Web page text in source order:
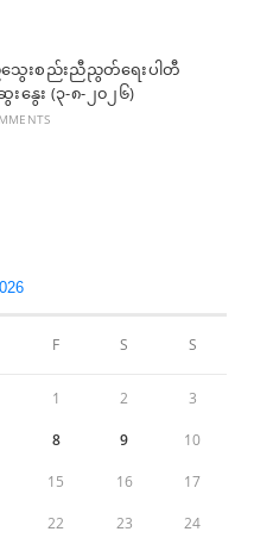
ည်သွေးစည်းညီညွတ်ရေးပါတီ
နွေး (၃-၈-၂၀၂၆)
F S S
1 2 3
8 9 10
15 16 17
22 23 24